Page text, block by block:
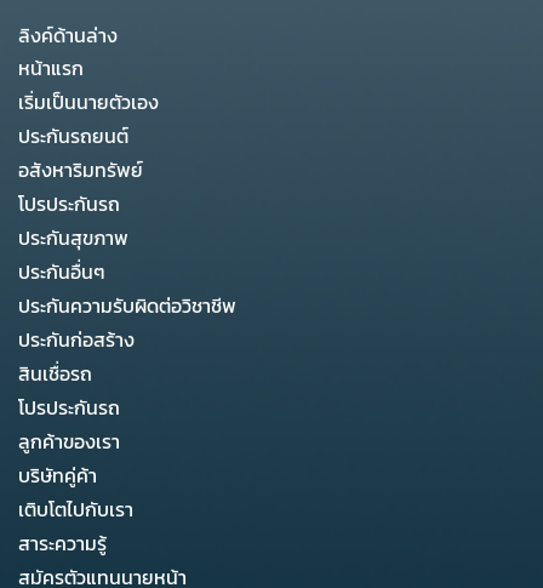
ลิงค์ด้านล่าง
หน้าแรก
เริ่มเป็นนายตัวเอง
ประกันรถยนต์
อสังหาริมทรัพย์
โปรประกันรถ
ประกันสุขภาพ
ประกันอื่นๆ
ประกันความรับผิดต่อวิชาชีพ
ประกันก่อสร้าง
สินเชื่อรถ
โปรประกันรถ
ลูกค้าของเรา
บริษัทคู่ค้า
เติบโตไปกับเรา
สาระความรู้
สมัครตัวแทนนายหน้า